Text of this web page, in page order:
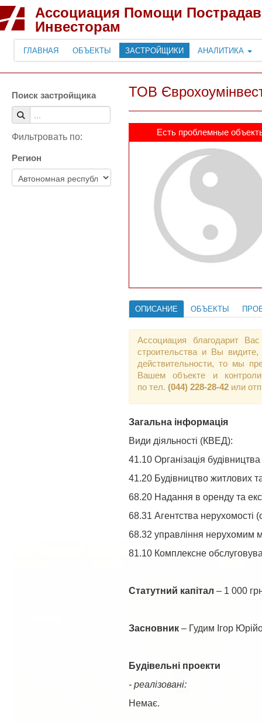
Ассоциация Помощи
Инвесторам
ГЛАВНАЯ ОБЪЕКТЫ ЗАСТРОЙЩИКИ АНАЛИТИКА
Поиск застройщика
Фильтровать по:
Регион
ТОВ
Есть проблемные
ОПИСАНИЕ ОБЪЕКТЫ
Ассоциация благодарит
строительства и Вы
действительности, то мы
Вашем объекте и
по тел. (044) 228-28-42 или
Загальна інформація
Види діяльності (КВЕД):
41.10 Організація будівництва
41.20 Будівництво житлових
68.20 Надання в оренду та
68.31 Агентства нерухомості
68.32 управління нерухомим
81.10 Комплексне
Статутний капітал – 1 000
Засновник – Гудим Ігор
Будівельні проекти
- реалізовані:
Немає.